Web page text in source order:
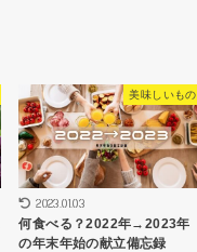
美味しいもの
2023.01.03
何食べる？2022年→2023年
の年末年始の献立備忘録